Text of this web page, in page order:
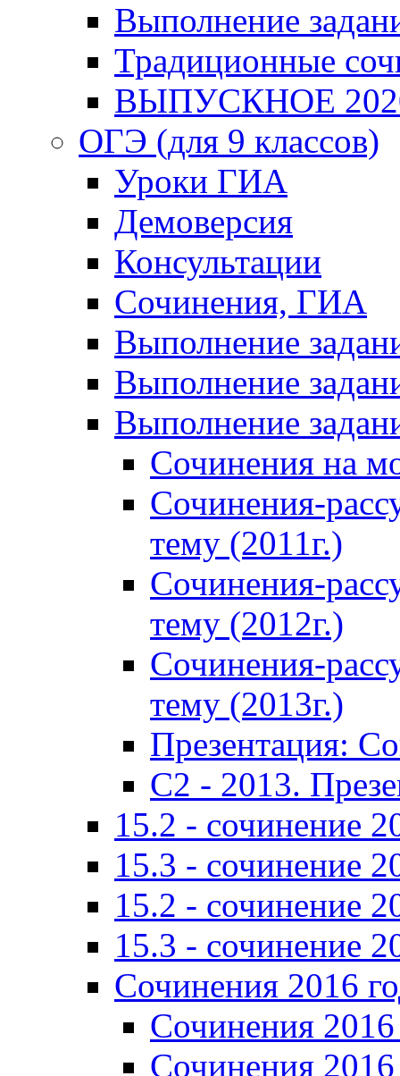
Выполнение
Традиционные
ВЫПУСКНОЕ
ОГЭ (для 9 классов)
Уроки ГИА
Демоверсия
Консультации
Сочинения, ГИА
Выполнение
Выполнение
Выполнение
Сочинения на
Сочинения-
тему (2011г.)
Сочинения-
тему (2012г.)
Сочинения-
тему (2013г.)
Презентация:
C2 - 2013.
15.2 - сочинение
15.3 - сочинение
15.2 - сочинение
15.3 - сочинение
Сочинения 2016
Сочинения
Сочинения